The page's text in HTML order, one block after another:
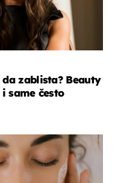
zablista? Beauty
same često